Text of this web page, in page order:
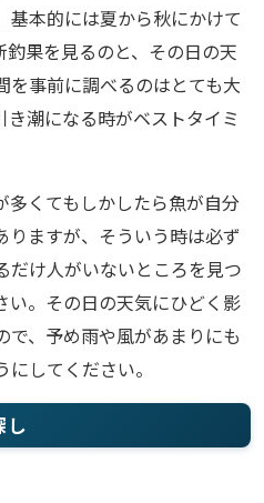
基本的には夏から秋にかけて
果を見るのと、その日の天
を事前に調べるのはとても大
潮になる時がベストタイミ
多くてもしかしたら魚が自分
りますが、そういう時は必ず
だけ人がいないところを見つ
い。その日の天気にひどく影
、予め雨や風があまりにも
してください。
し